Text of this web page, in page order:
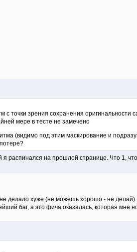
с точки зрения сохранения оригинальности
мере в тесте не замечено
(видимо под этим маскирование и
распинался на прошлой странице. Что 1,
делало хуже (не можешь хорошо - не
баг, а это фича оказалась, которая мне